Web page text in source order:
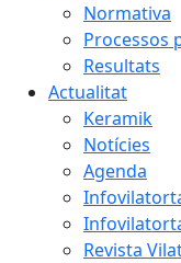
Normativa
Processos
Resultats
Actualitat
Keramik
Notícies
Agenda
Revista